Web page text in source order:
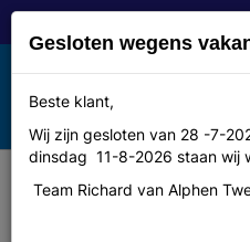
Toggle
navigation
MENU
Merkloos
Gesloten wegens
Beste klant,
Wij zijn gesloten van 28 -7-
dinsdag 11-8-2026 staan wij
Team Richard van Alphen